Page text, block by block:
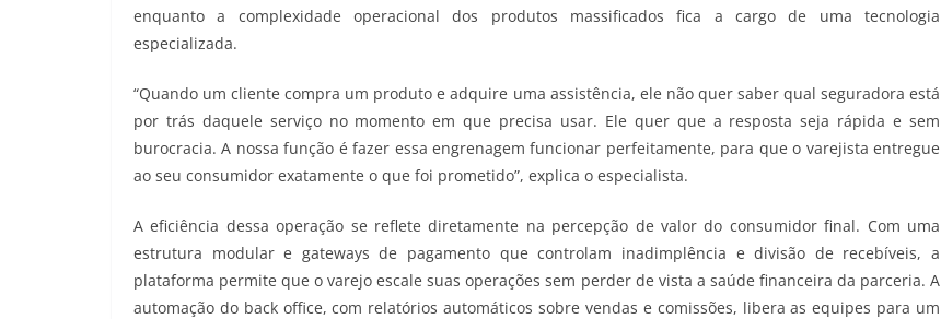
enquanto a complexidade operacional dos produtos massificados fica a cargo de uma tecnologia
especializada.
“Quando um cliente compra um produto e adquire uma assistência, ele não quer saber qual seguradora está
por trás daquele serviço no momento em que precisa usar. Ele quer que a resposta seja rápida e sem
burocracia. A nossa função é fazer essa engrenagem funcionar perfeitamente, para que o varejista entregue
ao seu consumidor exatamente o que foi prometido”, explica o especialista.
A eficiência dessa operação se reflete diretamente na percepção de valor do consumidor final. Com uma
estrutura modular e gateways de pagamento que controlam inadimplência e divisão de recebíveis, a
plataforma permite que o varejo escale suas operações sem perder de vista a saúde financeira da parceria. A
automação do back office, com relatórios automáticos sobre vendas e comissões, libera as equipes para um